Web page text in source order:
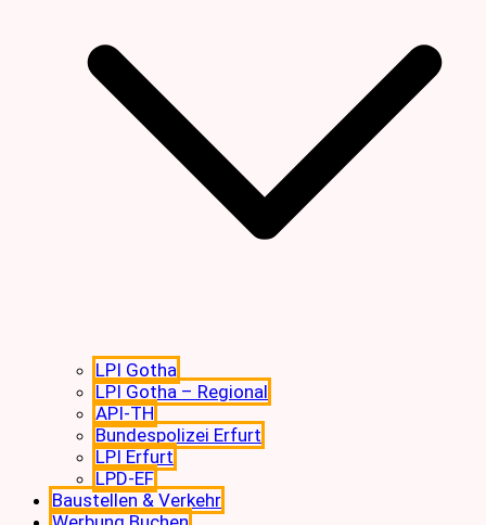
LPI Gotha
LPI Gotha – Regional
API-TH
Bundespolizei Erfurt
LPI Erfurt
LPD-EF
Baustellen & Verkehr